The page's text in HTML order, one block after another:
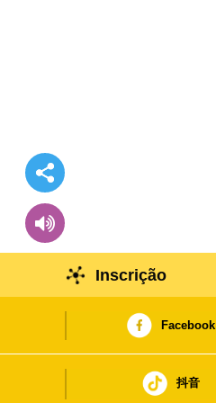
Inscrição
Facebook
抖音